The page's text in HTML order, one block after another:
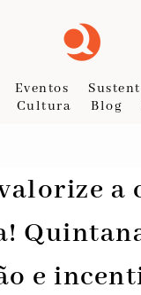
Eventos
Cultura Blog
a
e